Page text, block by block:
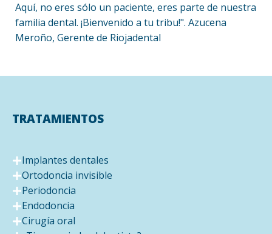
Aquí, no eres sólo un paciente, eres parte de nuestra
familia dental. ¡Bienvenido a tu tribu!". Azucena
Meroño, Gerente de Riojadental
TRATAMIENTOS
Implantes dentales
Ortodoncia invisible
Periodoncia
Endodoncia
Cirugía oral